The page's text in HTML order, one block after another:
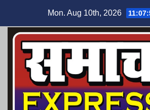
content
Mon. Aug 10th, 2026